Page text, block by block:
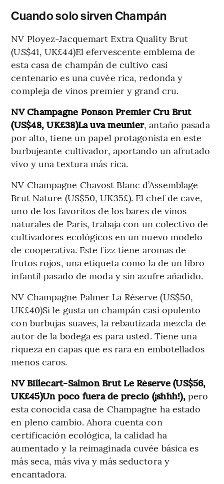
Cuando solo sirven Champán
NV Ployez-Jacquemart Extra Quality Brut
(US$41, UK£44)El efervescente emblema de
esta casa de champán de cultivo casi
centenario es una cuvée rica, redonda y
compleja de vinos premier y grand cru.
NV Champagne Ponson Premier Cru Brut
(US$48, UK£38)La uva meunier, antaño pasada
por alto, tiene un papel protagonista en este
burbujeante cultivador, aportando un afrutado
vivo y una textura más rica.
NV Champagne Chavost Blanc d’Assemblage
Brut Nature (US$50, UK35£). El chef de cave,
uno de los favoritos de los bares de vinos
naturales de París, trabaja con un colectivo de
cultivadores ecológicos en un nuevo modelo
de cooperativa. Este fizz tiene aromas de
frutos rojos, una etiqueta como la de un libro
infantil pasado de moda y sin azufre añadido.
NV Champagne Palmer La Réserve (US$50,
UK£40)Si le gusta un champán casi opulento
con burbujas suaves, la rebautizada mezcla de
autor de la bodega es para usted. Tiene una
riqueza en capas que es rara en embotellados
menos caros.
NV Billecart-Salmon Brut Le Réserve (US$56,
UK£45)Un poco fuera de precio (¡shhh!), pero
esta conocida casa de Champagne ha estado
en pleno cambio. Ahora cuenta con
certificación ecológica, la calidad ha
aumentado y la reimaginada cuvée básica es
más seca, más viva y más seductora y
encantadora.